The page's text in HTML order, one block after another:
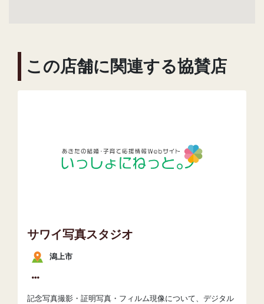
この店舗に関連する協賛店
サワイ写真スタジオ
潟上市
記念写真撮影・証明写真・フィルム現像について、デジタル